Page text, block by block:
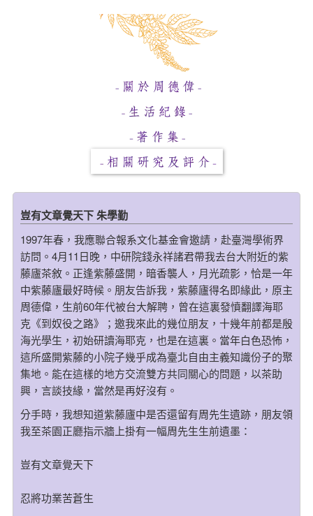
豈有文章覺天下 朱學勤
1997年春，我應聯合報系文化基金會邀請，赴臺灣學術界
訪問。4月11日晚，中研院錢永祥諸君帶我去台大附近的紫
藤廬茶敘。正逢紫藤盛開，暗香襲人，月光疏影，恰是一年
中紫藤廬最好時候。朋友告訴我，紫藤廬得名即緣此，原主
周德偉，生前60年代被台大解聘，曾在這裏發憤翻譯海耶
克《到奴役之路》；邀我來此的幾位朋友，十幾年前都是殷
海光學生，初始研讀海耶克，也是在這裏。當年白色恐怖，
這所盛開紫藤的小院子幾乎成為臺北自由主義知識份子的聚
集地。能在這樣的地方交流雙方共同關心的問題，以茶助
興，言談技緣，當然是再好沒有。
分手時，我想知道紫藤廬中是否還留有周先生遺跡，朋友領
我至茶園正廳指示牆上掛有一幅周先生生前遺墨：
豈有文章覺天下
忍將功業苦蒼生